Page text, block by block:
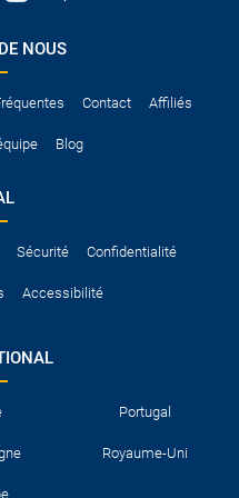
NOUS
Contact Affiliés
Blog
Sécurité Confidentialité
Accessibilité
Portugal
Royaume-Uni